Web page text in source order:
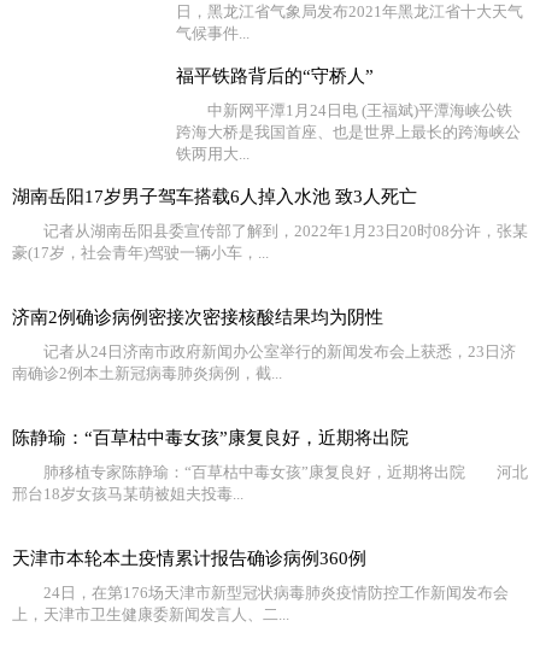
日，黑龙江省气象局发布2021年黑龙江省十大天气
气候事件...
福平铁路背后的“守桥人”
中新网平潭1月24日电 (王福斌)平潭海峡公铁
跨海大桥是我国首座、也是世界上最长的跨海峡公
铁两用大...
湖南岳阳17岁男子驾车搭载6人掉入水池 致3人死亡
记者从湖南岳阳县委宣传部了解到，2022年1月23日20时08分许，张某
豪(17岁，社会青年)驾驶一辆小车，...
济南2例确诊病例密接次密接核酸结果均为阴性
记者从24日济南市政府新闻办公室举行的新闻发布会上获悉，23日济
南确诊2例本土新冠病毒肺炎病例，截...
陈静瑜：“百草枯中毒女孩”康复良好，近期将出院
肺移植专家陈静瑜：“百草枯中毒女孩”康复良好，近期将出院 河北
邢台18岁女孩马某萌被姐夫投毒...
天津市本轮本土疫情累计报告确诊病例360例
24日，在第176场天津市新型冠状病毒肺炎疫情防控工作新闻发布会
上，天津市卫生健康委新闻发言人、二...